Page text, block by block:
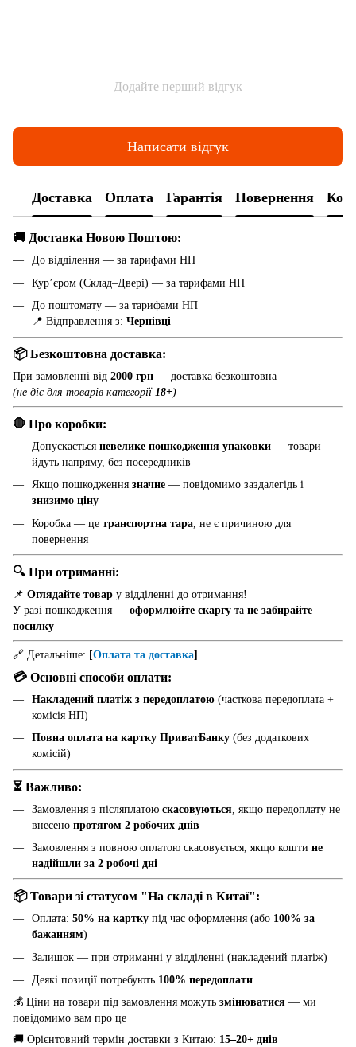
Додайте перший відгук
Написати відгук
Доставка Оплата Гарантія Повернення
🚚 Доставка Новою Поштою:
До відділення — за тарифами НП
Кур’єром (Склад–Двері) — за тарифами НП
До поштомату — за тарифами НП
📍 Відправлення з: Чернівці
📦 Безкоштовна доставка:
При замовленні від 2000 грн — доставка безкоштовна
(не діє для товарів категорії 18+)
🛑 Про коробки:
Допускається невелике пошкодження упаковки — товари
йдуть напряму, без посередників
Якщо пошкодження значне — повідомимо заздалегідь і
знизимо ціну
Коробка — це транспортна тара , не є причиною для
повернення
🔍 При отриманні:
📌 Оглядайте товар у відділенні до отримання!
У разі пошкодження — оформлюйте скаргу та не забирайте
посилку
🔗 Детальніше: [Оплата та доставка]
💳 Основні способи оплати:
Накладений платіж з передоплатою (часткова передоплата +
комісія НП)
Повна оплата на картку ПриватБанку (без додаткових
комісій)
⏳ Важливо:
Замовлення з післяплатою скасовуються , якщо передоплату не
внесено протягом 2 робочих днів
Замовлення з повною оплатою скасовується, якщо кошти не
надійшли за 2 робочі дні
📦 Товари зі статусом "На складі в Китаї":
Оплата: 50% на картку під час оформлення (або 100% за
бажанням)
Залишок — при отриманні у відділенні (накладений платіж)
Деякі позиції потребують 100% передоплати
💰 Ціни на товари під замовлення можуть змінюватися — ми
повідомимо вам про це
🚚 Орієнтовний термін доставки з Китаю: 15–20+ днів